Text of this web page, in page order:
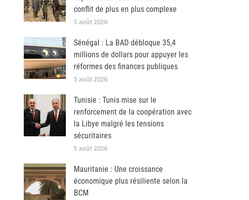
conflit de plus en plus complexe
5 août 2026
Sénégal : La BAD débloque 35,4
millions de dollars pour appuyer les
réformes des finances publiques
5 août 2026
Tunisie : Tunis mise sur le
renforcement de la coopération avec
la Libye malgré les tensions
sécuritaires
5 août 2026
Mauritanie : Une croissance
économique plus résiliente selon la
BCM